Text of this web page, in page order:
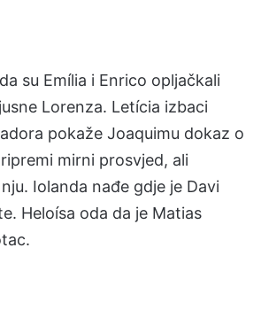
su Emília i Enrico opljačkali
Lorenza. Letícia izbaci
pokaže Joaquimu dokaz o
mirni prosvjed, ali
Iolanda nađe gdje je Davi
Heloísa oda da je Matias